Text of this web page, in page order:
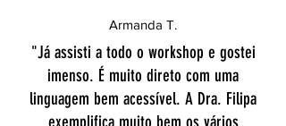
Armanda T.
"Já assisti a todo o workshop e gostei
imenso. É muito direto com uma
linguagem bem acessível. A Dra. Filipa